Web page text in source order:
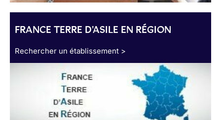
FRANCE TERRE D'ASILE EN RÉGION
Rechercher un établissement >